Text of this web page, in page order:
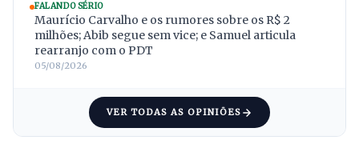
FALANDO SÉRIO
Maurício Carvalho e os rumores sobre os R$ 2
milhões; Abib segue sem vice; e Samuel articula
rearranjo com o PDT
05/08/2026
VER TODAS AS OPINIÕES